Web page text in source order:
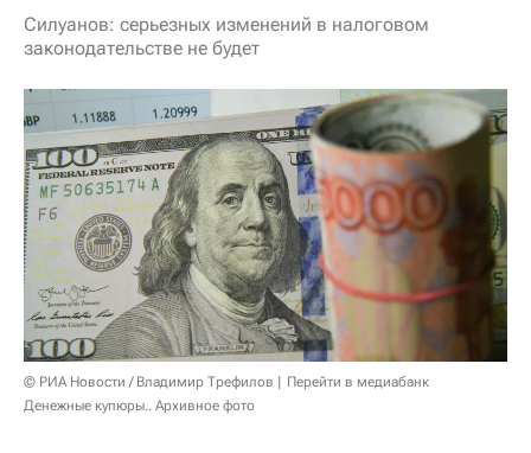
Силуанов: серьезных изменений в налоговом
законодательстве не будет
© РИА Новости / Владимир Трефилов
Перейти в медиабанк
Денежные купюры.. Архивное фото